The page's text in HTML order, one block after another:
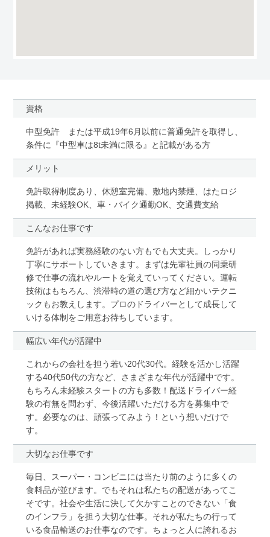
資格
中型免許 または平成19年6月以前に普通免許を取得し、
条件に『中型車は8t未満に限る』と記載がある方
メリット
免許取得制度あり、休憩室完備、敷地内禁煙、はたロジ
掲載、未経験OK、車・バイク通勤OK、交通費支給
こんなお仕事です
免許があれば実務経験のない方もでも大丈夫。しっかり
丁寧にサポートしていきます。まずは先輩社員の同乗研
修で仕事の流れやルートを覚えていってください。運転
技術はもちろん、渋滞時の道の選び方など細かいテクニ
ックもお教えします。プロのドライバーとして成長して
いける体制をご用意お待ちしています。
幅広い年代が活躍中
これからの会社を担う若い20代30代。経験を活かし活躍
する40代50代の方など、さまざまな年代が活躍中です。
もちろん未経験スタートの方も多数！配送ドライバー経
験の有無を問わず、今後活躍いただける方を募集中で
す。必要なのは、頑張ってみよう！という想いだけで
す。
大切なお仕事です
毎日、スーパー・コンビニには当たり前のように多くの
食料品が並びます。でもそれは私たちの配送があってこ
そです。社会や生活に決して欠かすことのできない「食
のインフラ」を担う大切な仕事。それが私たちの行って
いる食品輸送のお仕事なのです。ちょっと人に誇れるお